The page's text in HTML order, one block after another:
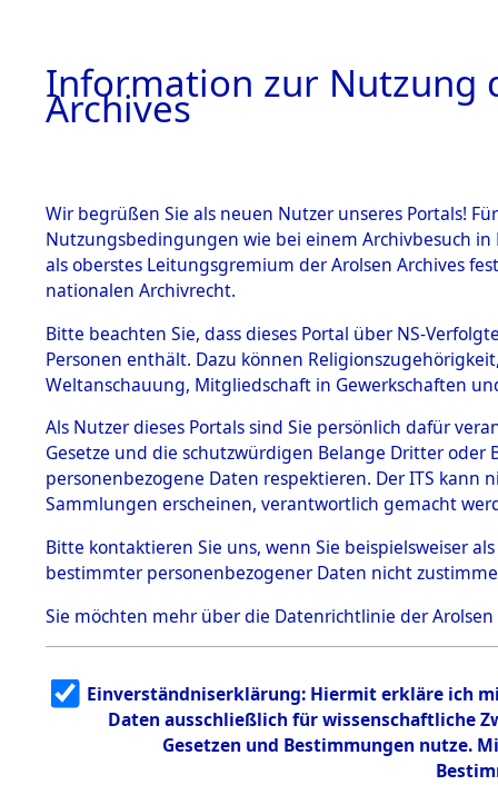
BESTÄNDE
1.
Inhaftierungsdoku
mente
1.2.9 Beim ITS
Effekten
1.2.9.1
Effekten aus
dem KZ
Dachau
1.2.9.2
Effekten aus
dem KZ
Bayerisches
1.2.9.3
Effekten aus
dem KZ
Neuengamm
0004
Information zur Nutzung
Archives
Wir begrüßen Sie als neuen Nutzer unseres Portals!
Nutzungsbedingungen wie bei einem Archivbesuch
als oberstes Leitungsgremium der Arolsen Archives
nationalen Archivrecht.
Bitte beachten Sie, dass dieses Portal über NS-
Personen enthält. Dazu können
Weltanschauung, Mitgliedschaft in Gewerkschaften
Als Nutzer dieses Portals sind Sie persönlich dafür
Gesetze und die schutzwürdigen Belange Dritter
personenbezogene Daten respektieren. Der ITS
Sammlungen erscheinen, verantwortlich gemacht
Bitte kontaktieren Sie uns, wenn Sie beispielsweiser
bestimmter personenbezogener Daten nicht
Sie möchten mehr über die Datenrichtlinie der Arolsen
Einverständniserklärung: Hiermit erkläre ich
Daten ausschließlich für wissenschaftliche
Gesetzen und Bestimmungen nutze.